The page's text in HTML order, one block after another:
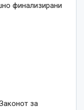
финализирани
за